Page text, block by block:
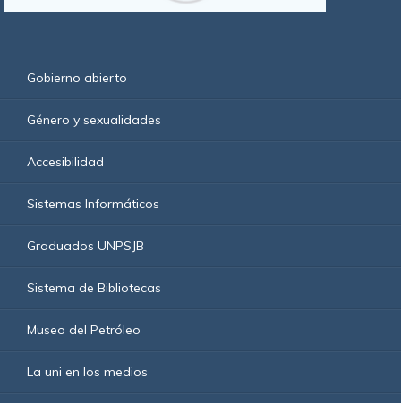
Gobierno abierto
Género y sexualidades
Accesibilidad
Sistemas Informáticos
Graduados UNPSJB
Sistema de Bibliotecas
Museo del Petróleo
La uni en los medios